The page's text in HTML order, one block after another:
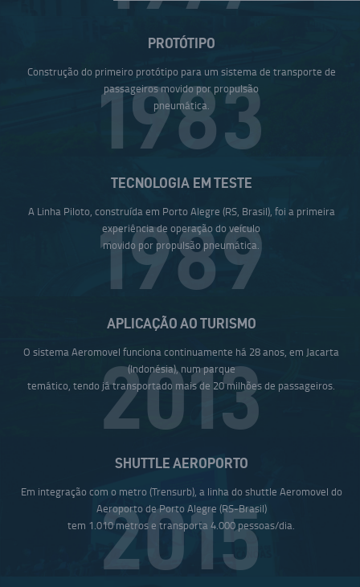
PROTÓTIPO
Construção do primeiro protótipo para um sistema de transporte de
passageiros movido por propulsão
pneumática.
1983
TECNOLOGIA EM TESTE
A Linha Piloto, construída em Porto Alegre (RS, Brasil), foi a primeira
experiência de operação do veículo
movido por propulsão pneumática.
1989
APLICAÇÃO AO TURISMO
O sistema Aeromovel funciona continuamente há 28 anos, em Jacarta
(Indonésia), num parque
temático, tendo já transportado mais de 20 milhões de passageiros.
2013
SHUTTLE AEROPORTO
Em integração com o metro (Trensurb), a linha do shuttle Aeromovel do
Aeroporto de Porto Alegre (RS-Brasil)
tem 1.010 metros e transporta 4.000 pessoas/dia.
2015